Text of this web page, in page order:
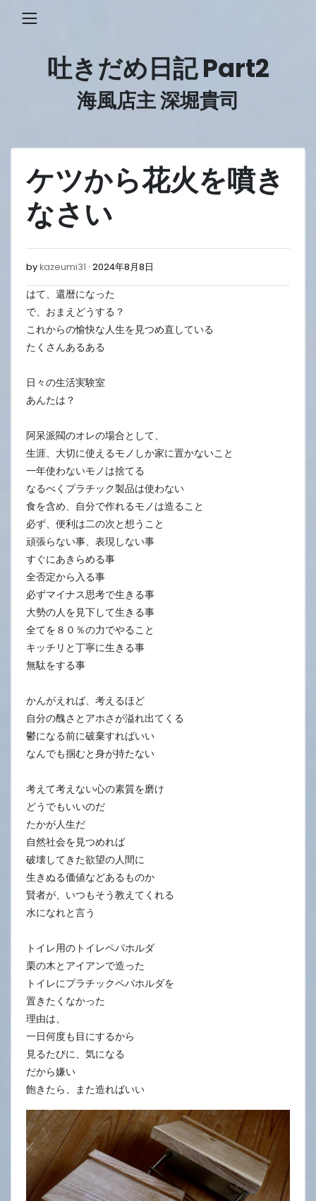
吐きだめ日記 Part2
海風店主 深堀貴司
ケツから花火を噴き
なさい
bykazeumi31 2024年8月8日
日
はて、還暦になった
で、おまえどうする？
これからの愉快な人生を見つめ直している
たくさんあるある
日々の生活実験室
あんたは？
阿呆派閥のオレの場合として、
生涯、大切に使えるモノしか家に置かないこと
一年使わないモノは捨てる
なるべくプラチック製品は使わない
食を含め、自分で作れるモノは造ること
必ず、便利は二の次と想うこと
頑張らない事、表現しない事
すぐにあきらめる事
全否定から入る事
必ずマイナス思考で生きる事
大勢の人を見下して生きる事
全てを８０％の力でやること
キッチリと丁寧に生きる事
無駄をする事
かんがえれば、考えるほど
自分の醜さとアホさが溢れ出てくる
鬱になる前に破棄すればいい
なんでも掴むと身が持たない
考えて考えない心の素質を磨け
どうでもいいのだ
たかが人生だ
自然社会を見つめれば
破壊してきた欲望の人間に
生きぬる価値などあるものか
賢者が、いつもそう教えてくれる
水になれと言う
トイレ用のトイレペパホルダ
栗の木とアイアンで造った
トイレにプラチックペパホルダを
置きたくなかった
理由は、
一日何度も目にするから
見るたびに、気になる
だから嫌い
飽きたら、また造ればいい